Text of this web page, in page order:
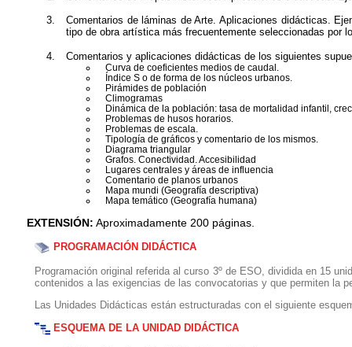
Comentarios de láminas de Arte. Aplicaciones didácticas.
tipo de obra artística más frecuentemente seleccionadas por
Comentarios y aplicaciones didácticas de los siguientes
Curva de coeficientes medios de caudal.
Índice S o de forma de los núcleos urbanos.
Pirámides de población
Climogramas
Dinámica de la población: tasa de mortalidad infantil,
Problemas de husos horarios.
Problemas de escala.
Tipología de gráficos y comentario de los mismos.
Diagrama triangular
Grafos. Conectividad. Accesibilidad
Lugares centrales y áreas de influencia
Comentario de planos urbanos
Mapa mundi (Geografía descriptiva)
Mapa temático (Geografía humana)
EXTENSIÓN: Aproximadamente 200 páginas.
PROGRAMACIÓN DIDÁCTICA
Programación original referida al curso 3º de ESO, dividida en 15
contenidos a las exigencias de las convocatorias y que permiten la
Las Unidades Didácticas están estructuradas con el siguiente
ESQUEMA DE LA UNIDAD DIDÁCTICA